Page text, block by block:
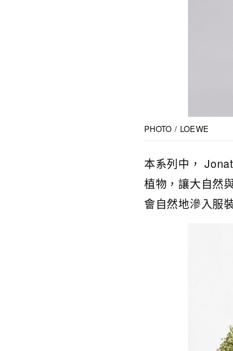
PHOTO / LOEWE
本系列中，
植物，讓大自然
會自然地滲入服